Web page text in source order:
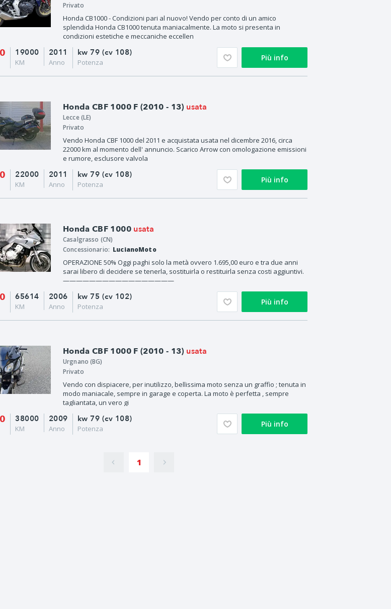
Privato
Honda CB1000 - Condizioni pari al nuovo! Vendo per conto di un amico
splendida Honda CB1000 tenuta maniacalmente. La moto si presenta in
condizioni estetiche e meccaniche eccellen
2011
Anno
19000
KM
kw 79 (cv 108)
Potenza Più info
Honda CBF 1000 F (2010 - 13) usata
Lecce (LE)
Privato
Vendo Honda CBF 1000 del 2011 e acquistata usata nel dicembre 2016, circa
22000 km al momento dell' annuncio. Scarico Arrow con omologazione emissioni
e rumore, esclusore valvola
2011
Anno
22000
KM
kw 79 (cv 108)
Potenza Più info
Honda CBF 1000 usata
Casalgrasso (CN)
Concessionario: LucianoMoto
OPERAZIONE 50% Oggi paghi solo la metà ovvero 1.695,00 euro e tra due anni
sarai libero di decidere se tenerla, sostituirla o restituirla senza costi aggiuntivi.
—————————————————
2006
Anno
65614
KM
kw 75 (cv 102)
Potenza Più info
Honda CBF 1000 F (2010 - 13) usata
Urgnano (BG)
Privato
Vendo con dispiacere, per inutilizzo, bellissima moto senza un graffio ; tenuta in
modo maniacale, sempre in garage e coperta. La moto è perfetta , sempre
tagliantata, un vero gi
2009
Anno
38000
KM
kw 79 (cv 108)
Potenza Più info
1